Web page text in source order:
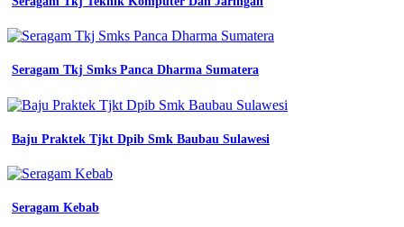
Bank
baju
seragam
seragam
pabrik
01
jual
baju
kerja
abu
Seragam Tkj Smks Panca Dharma Sumatera
Baju Praktek Tjkt Dpib Smk Baubau Sulawesi
Seragam Kebab